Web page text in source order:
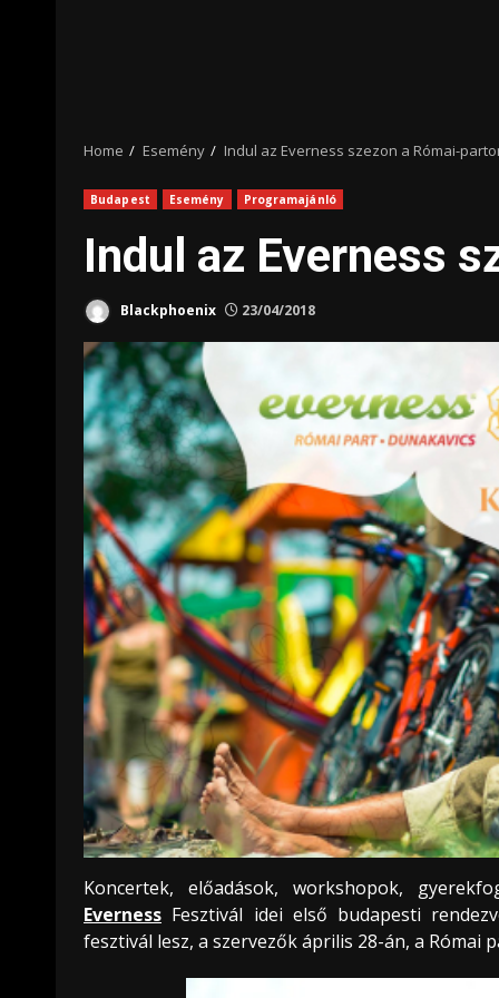
Home Esemény Indul az Everness szezon a Római-
Budapest Esemény Programajánló
Indul az Everness
Blackphoenix 23/04/2018
Koncertek, előadások, workshopok,
Everness Fesztivál idei első budapesti
fesztivál lesz, a szervezők április 28-án, a